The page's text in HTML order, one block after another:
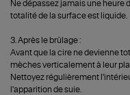
Ne dépassez jamais une heure
totalité de la surface est liquide.
3. Après le brûlage :
Avant que la cire ne devienne
mèches verticalement à leur
Nettoyez régulièrement
l'apparition de suie.